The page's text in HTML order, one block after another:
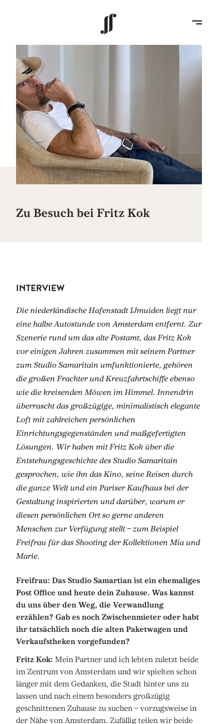
Zu Besuch bei Fritz Kok
INTERVIEW
Die niederländische Hafenstadt IJmuiden liegt nur
eine halbe Autostunde von Amsterdam entfernt. Zur
Szenerie rund um das alte Postamt, das Fritz Kok
vor einigen Jahren zusammen mit seinem Partner
zum Studio Samaritain umfunktionierte, gehören
die großen Frachter und Kreuzfahrtschiffe ebenso
wie die kreisenden Möwen im Himmel. Innendrin
überrascht das großzügige, minimalistisch elegante
Loft mit zahlreichen persönlichen
Einrichtungsgegenständen und maßgefertigten
Lösungen. Wir haben mit Fritz Kok über die
Entstehungsgeschichte des Studio Samaritain
gesprochen, wie ihn das Kino, seine Reisen durch
die ganze Welt und ein Pariser Kaufhaus bei der
Gestaltung inspirierten und darüber, warum er
diesen persönlichen Ort so gerne anderen
Menschen zur Verfügung stellt – zum Beispiel
Freifrau für das Shooting der Kollektionen Mia und
Marie.
Freifrau: Das Studio Samartian ist ein ehemaliges
Post Office und heute dein Zuhause. Was kannst
du uns über den Weg, die Verwandlung
erzählen? Gab es noch Zwischenmieter oder habt
ihr tatsächlich noch die alten Paketwagen und
Verkaufstheken vorgefunden?
Fritz Kok: Mein Partner und ich lebten zuletzt beide
im Zentrum von Amsterdam und wir spielten schon
länger mit dem Gedanken, die Stadt hinter uns zu
lassen und nach einem besonders großzügig
geschnittenen Zuhause zu suchen – vorzugsweise in
der Nähe von Amsterdam. Zufällig teilen wir beide